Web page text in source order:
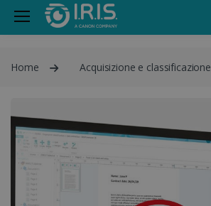
Home Acquisizione e classificazione